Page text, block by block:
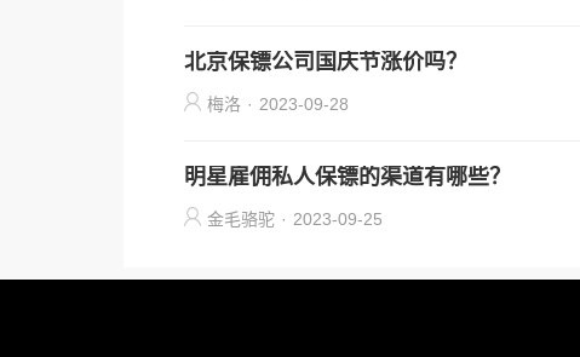
北京保镖公司国庆节涨价吗？
梅洛 · 2023-09-28
明星雇佣私人保镖的渠道有哪些？
金毛骆驼 · 2023-09-25